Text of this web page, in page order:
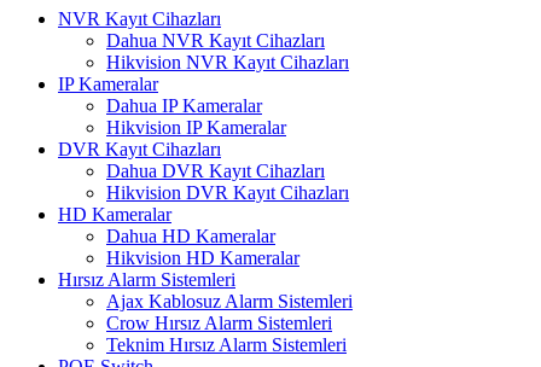
NVR Kayıt Cihazları
Dahua NVR Kayıt Cihazları
Hikvision NVR Kayıt Cihazları
IP Kameralar
Dahua IP Kameralar
Hikvision IP Kameralar
DVR Kayıt Cihazları
Dahua DVR Kayıt Cihazları
Hikvision DVR Kayıt Cihazları
HD Kameralar
Dahua HD Kameralar
Hikvision HD Kameralar
Hırsız Alarm Sistemleri
Ajax Kablosuz Alarm Sistemleri
Crow Hırsız Alarm Sistemleri
Teknim Hırsız Alarm Sistemleri